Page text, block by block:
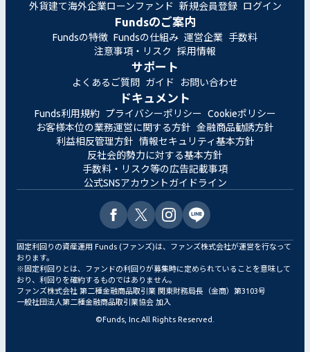
外貨建て海外企業ローンファンド 新規会員登録 ログイン
Fundsのご案内
Fundsの特徴 Fundsの仕組み 運営企業 手数料
注意事項・リスク
採用情報
サポート
よくあるご質問 ガイド お問い合わせ
ドキュメント
Funds利用規約 プライバシーポリシー Cookieポリシー
お客様本位の業務運営に関する方針 金融商品勧誘方針
利益相反管理方針 情報セキュリティ基本方針
反社会的勢力に対する基本方針
手数料・リスク等の広告記載事項
公式SNSアカウントガイドライン
固定利回りの資産運用 Funds (ファンズ)は、ファンズ株式会社が運営を行なって
おります。
※固定利回りとは、ファンドの利回りが募集時に定められていることを意味して
おり、利回りを確約するものではありません。
ファンズ株式会社 第二種金融商品取引業 関東財務局長（金商）第3103号
一般社団法人第二種金融商品取引業協会 加入
© Funds, Inc. All Rights Reserved.